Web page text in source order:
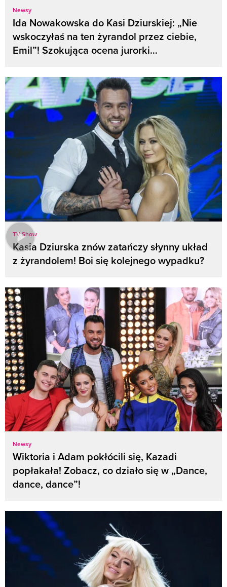
Newsy
Ida Nowakowska do Kasi Dziurskiej: „Nie
wskoczyłaś na ten żyrandol przez ciebie,
Emil”! Szokująca ocena jurorki…
TV Show
Kasia Dziurska znów zatańczy słynny układ
z żyrandolem! Boi się kolejnego wypadku?
Newsy
Wiktoria i Adam pokłócili się, Kazadi
popłakała! Zobacz, co działo się w „Dance,
dance, dance”!